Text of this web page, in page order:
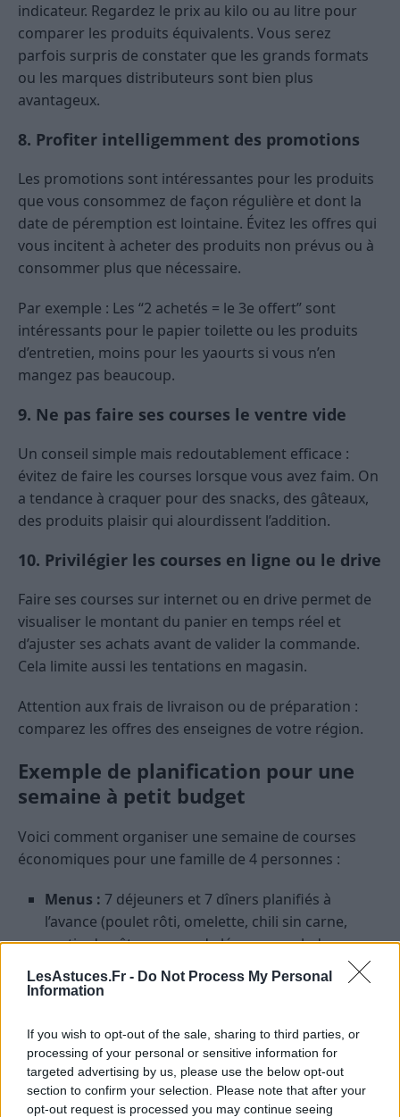
LesAstuces.Fr - Do Not Process My Personal
Information
If you wish to opt-out of the sale, sharing to third parties, or
processing of your personal or sensitive information for
targeted advertising by us, please use the below opt-out
section to confirm your selection. Please note that after your
opt-out request is processed you may continue seeing
indicateur. Regardez le prix au kilo ou au litre pour
comparer les produits équivalents. Vous serez
parfois surpris de constater que les grands formats
ou les marques distributeurs sont bien plus
avantageux.
8. Profiter intelligemment des promotions
Les promotions sont intéressantes pour les produits
que vous consommez de façon régulière et dont la
date de péremption est lointaine. Évitez les offres qui
vous incitent à acheter des produits non prévus ou à
consommer plus que nécessaire.
Par exemple : Les “2 achetés = le 3e offert” sont
intéressants pour le papier toilette ou les produits
d’entretien, moins pour les yaourts si vous n’en
mangez pas beaucoup.
9. Ne pas faire ses courses le ventre vide
Un conseil simple mais redoutablement efficace :
évitez de faire les courses lorsque vous avez faim. On
a tendance à craquer pour des snacks, des gâteaux,
des produits plaisir qui alourdissent l’addition.
10. Privilégier les courses en ligne ou le drive
Faire ses courses sur internet ou en drive permet de
visualiser le montant du panier en temps réel et
d’ajuster ses achats avant de valider la commande.
Cela limite aussi les tentations en magasin.
Attention aux frais de livraison ou de préparation :
comparez les offres des enseignes de votre région.
Exemple de planification pour une
semaine à petit budget
Voici comment organiser une semaine de courses
économiques pour une famille de 4 personnes :
Menus : 7 déjeuners et 7 dîners planifiés à
l’avance (poulet rôti, omelette, chili sin carne,
gratin de pâtes, soupe de légumes, salade
composée, poisson au four…)
Liste de courses préparée :
et intègre les “indispensables” (lait, pain, œufs,
fruits, légumes de saison…)
Budget fixé :100 € pour la semaine, à ne pas
dépasser. Réparti entre produits frais, épicerie